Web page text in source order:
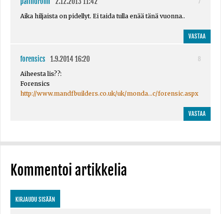
Aika hiljaista on pidellyt. Ei taida tulla enää tänä vuonna..
VASTAA
forensics 1.9.2014 16:20
8
Aiheesta lis??:
Forensics
http://www.mandfbuilders.co.uk/uk/monda...c/forensic.aspx
VASTAA
Kommentoi artikkelia
KIRJAUDU SISÄÄN